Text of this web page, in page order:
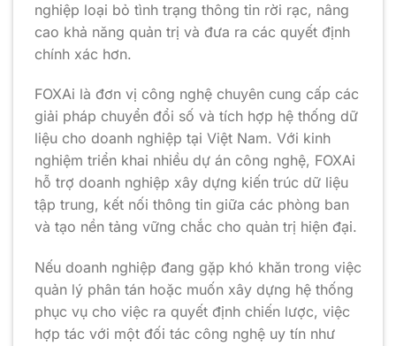
nghiệp loại bỏ tình trạng thông tin rời rạc, nâng
cao khả năng quản trị và đưa ra các quyết định
chính xác hơn.
FOXAi là đơn vị công nghệ chuyên cung cấp các
giải pháp chuyển đổi số và tích hợp hệ thống dữ
liệu cho doanh nghiệp tại Việt Nam. Với kinh
nghiệm triển khai nhiều dự án công nghệ, FOXAi
hỗ trợ doanh nghiệp xây dựng kiến trúc dữ liệu
tập trung, kết nối thông tin giữa các phòng ban
và tạo nền tảng vững chắc cho quản trị hiện đại.
Nếu doanh nghiệp đang gặp khó khăn trong việc
quản lý phân tán hoặc muốn xây dựng hệ thống
phục vụ cho việc ra quyết định chiến lược, việc
hợp tác với một đối tác công nghệ uy tín như